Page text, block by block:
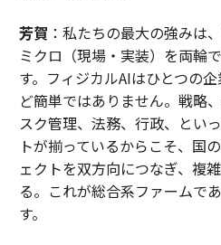
芳賀 ：私たちの最大の強みは
ミクロ（現場・実装）を両輪
す。フィジカルAIはひとつの
ど簡単ではありません。戦略
スク管理、法務、行政、とい
トが揃っているからこそ、国
ェクトを双方向につなぎ、複
る。これが総合系ファームで
す。